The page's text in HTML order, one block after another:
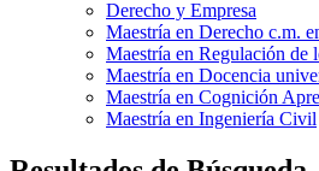
Derecho y Empresa
Maestría en Derecho c.m.
Maestría en Regulación de
Maestría en Docencia
Maestría en Cognición
Maestría en Ingeniería Civil